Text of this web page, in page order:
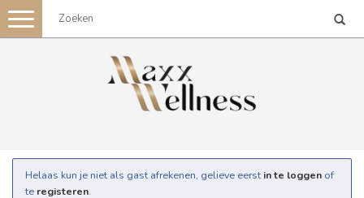
Toggle
navigation
Helaas kun je niet als gast afrekenen, gelieve eerst in te loggen of
te registeren.